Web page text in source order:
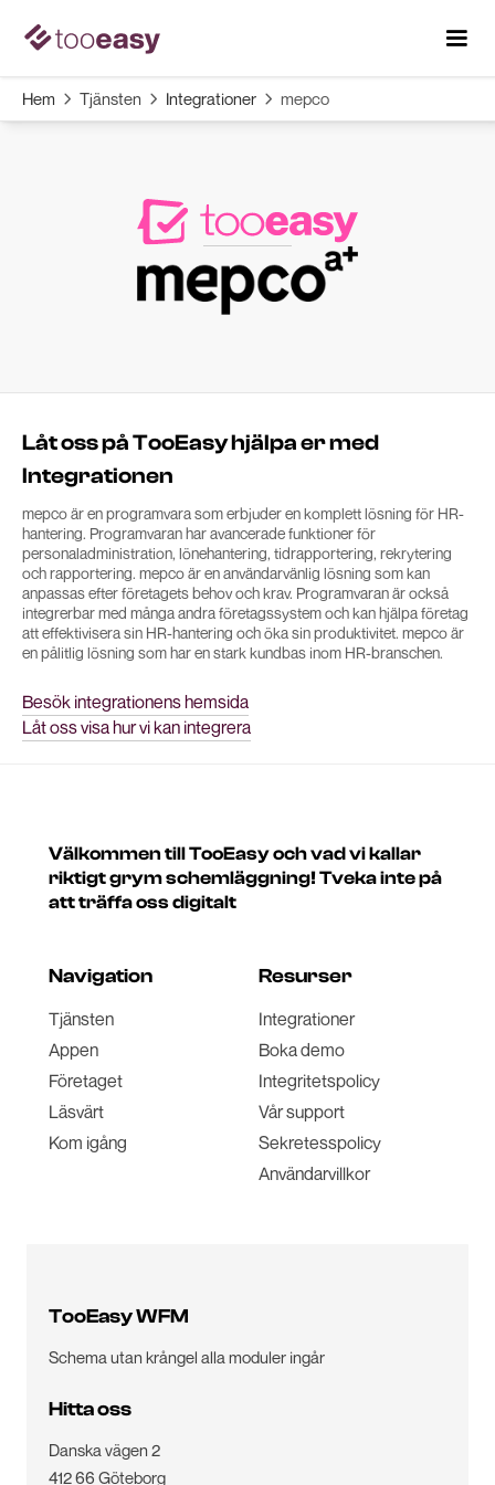
Hem  Tjänsten  Integrationer  mepco
Låt oss på TooEasy hjälpa er med
Integrationen
mepco är en programvara som erbjuder en komplett lösning för HR-
hantering. Programvaran har avancerade funktioner för
personaladministration, lönehantering, tidrapportering, rekrytering
och rapportering. mepco är en användarvänlig lösning som kan
anpassas efter företagets behov och krav. Programvaran är också
integrerbar med många andra företagssystem och kan hjälpa företag
att effektivisera sin HR-hantering och öka sin produktivitet. mepco är
en pålitlig lösning som har en stark kundbas inom HR-branschen.
Låt oss visa hur vi kan integrera
Besök integrationens hemsida
Välkommen till TooEasy och vad vi kallar
riktigt grym schemläggning! Tveka inte på
att träffa oss digitalt
Navigation
Tjänsten
Appen
Företaget
Läsvärt
Kom igång
Resurser
Integrationer
Boka demo
Integritetspolicy
Vår support
Sekretesspolicy
Användarvillkor
TooEasy WFM
Schema utan krångel alla moduler ingår
Hitta oss
Danska vägen 2
412 66 Göteborg